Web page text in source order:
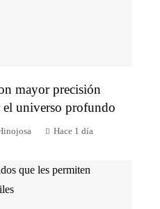
mayor precisión
el universo profundo
Hace 1 día